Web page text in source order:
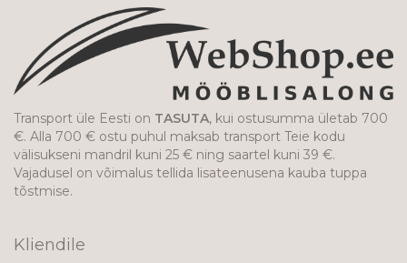
Transport üle Eesti on TASUTA, kui ostusumma ületab 700
€. Alla 700 € ostu puhul maksab transport Teie kodu
välisukseni mandril kuni 25 € ning saartel kuni 39 €.
Vajadusel on võimalus tellida lisateenusena kauba tuppa
tõstmise.
Kliendile